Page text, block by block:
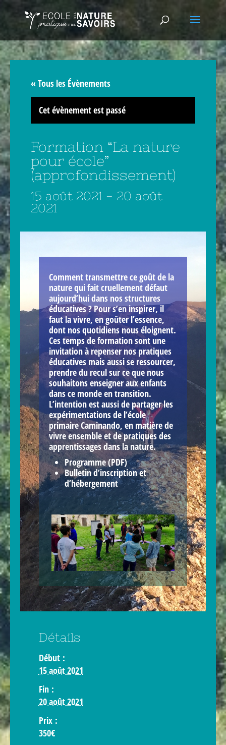
« Tous les Évènements
Cet évènement est passé
Formation “La nature
pour école”
(approfondissement)
15 août 2021 - 20 août
2021
Comment transmettre ce goût de la
nature qui fait cruellement défaut
aujourd’hui dans nos structures
éducatives ? Pour s’en inspirer, il
faut la vivre, en goûter l’essence,
dont nos quotidiens nous éloignent.
Ces temps de formation sont une
invitation à repenser nos pratiques
éducatives mais aussi se ressourcer,
prendre du recul sur ce que nous
souhaitons enseigner aux enfants
dans ce monde en transition.
L’intention est aussi de partager les
expérimentations de l’école
primaire Caminando, en matière de
vivre ensemble et de pratiques des
apprentissages dans la nature.
Programme (PDF)
Bulletin d’inscription et
d’hébergement
Détails
Début :
15 août 2021
Fin :
20 août 2021
Prix :
350€